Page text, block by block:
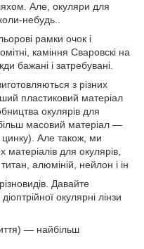
Але, окуляри для
небудь..
рамки очок і
каміння Сваровскі на
бажані і затребувані.
з різних
пластиковий матеріал
окулярів для
масовий матеріал —
цинку). Але також, ми
для окулярів,
алюміній, нейлон і ін
Давайте
окулярні лінзи
— найбільш